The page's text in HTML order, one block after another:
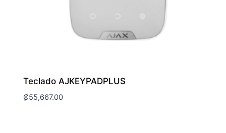
Teclado AJKEYPADPLUS
₡55,667.00